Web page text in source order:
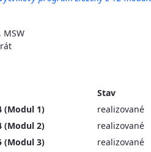
MSW
Stav
(Modul 1)
realizované
(Modul 2)
realizované
(Modul 3)
realizované